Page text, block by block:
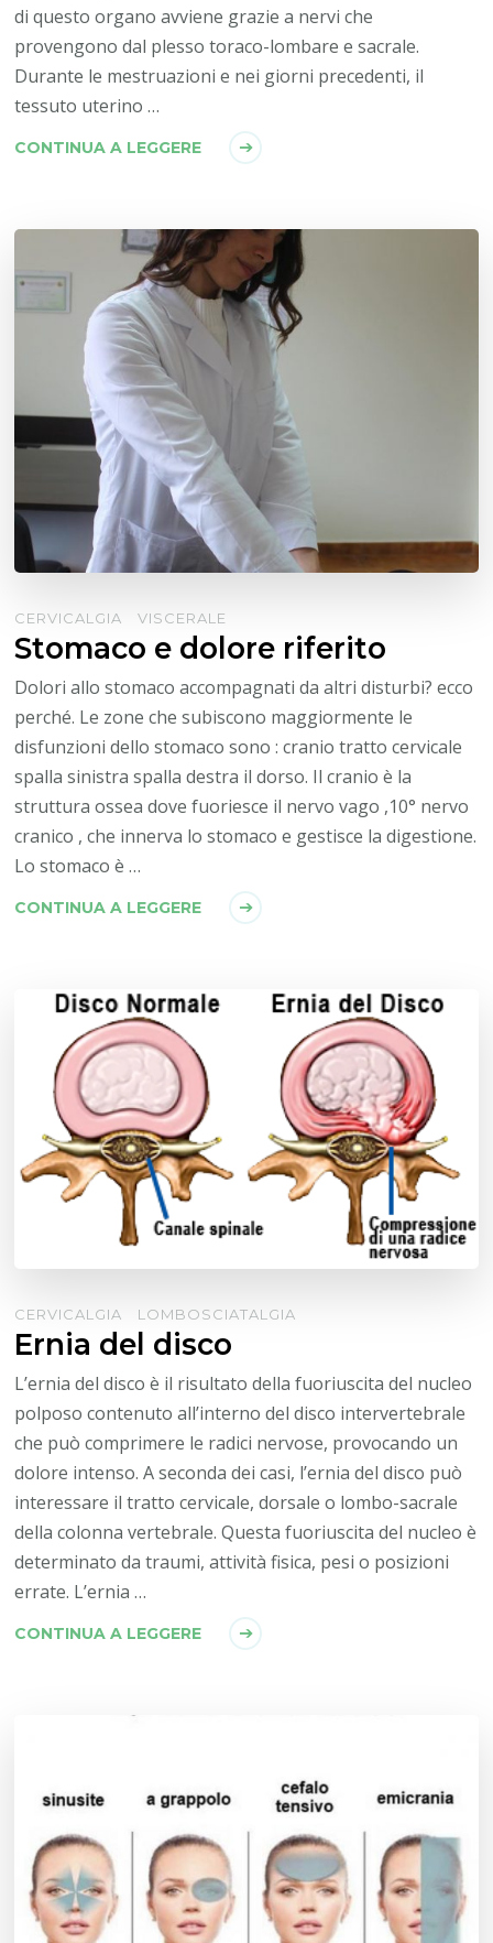
di questo organo avviene grazie a nervi che
provengono dal plesso toraco-lombare e sacrale.
Durante le mestruazioni e nei giorni precedenti, il
tessuto uterino …
CONTINUA A LEGGERE
CERVICALGIA VISCERALE
Stomaco e dolore riferito
Dolori allo stomaco accompagnati da altri disturbi? ecco
perché. Le zone che subiscono maggiormente le
disfunzioni dello stomaco sono : cranio tratto cervicale
spalla sinistra spalla destra il dorso. Il cranio è la
struttura ossea dove fuoriesce il nervo vago ,10° nervo
cranico , che innerva lo stomaco e gestisce la digestione.
Lo stomaco è …
CONTINUA A LEGGERE
CERVICALGIA LOMBOSCIATALGIA
Ernia del disco
L’ernia del disco è il risultato della fuoriuscita del nucleo
polposo contenuto all’interno del disco intervertebrale
che può comprimere le radici nervose, provocando un
dolore intenso. A seconda dei casi, l’ernia del disco può
interessare il tratto cervicale, dorsale o lombo-sacrale
della colonna vertebrale. Questa fuoriuscita del nucleo è
determinato da traumi, attività fisica, pesi o posizioni
errate. L’ernia …
CONTINUA A LEGGERE